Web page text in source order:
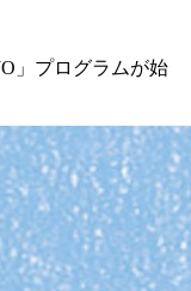
」プログラムが始